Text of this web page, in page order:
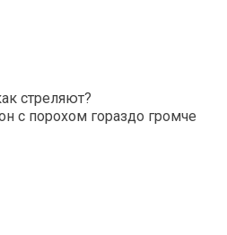
стреляют?
с порохом гораздо громче